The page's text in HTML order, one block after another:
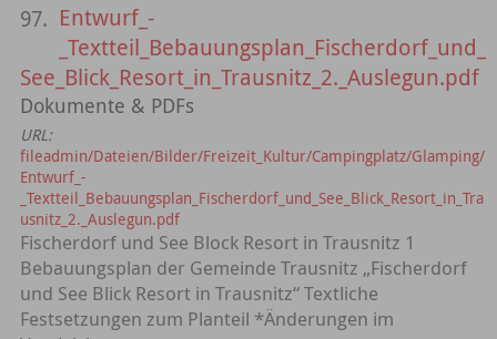
97. Entwurf_-
_Textteil_Bebauungsplan_Fischerdorf_und_
See_Blick_Resort_in_Trausnitz_2._Auslegun.pdf
Dokumente & PDFs
URL:
fileadmin/Dateien/Bilder/Freizeit_Kultur/Campingplatz/Glamping/
Entwurf_-
_Textteil_Bebauungsplan_Fischerdorf_und_See_Blick_Resort_in_Tra
usnitz_2._Auslegun.pdf
Fischerdorf und See Block Resort in Trausnitz 1
Bebauungsplan der Gemeinde Trausnitz „Fischerdorf
und See Blick Resort in Trausnitz“ Textliche
Festsetzungen zum Planteil *Änderungen im